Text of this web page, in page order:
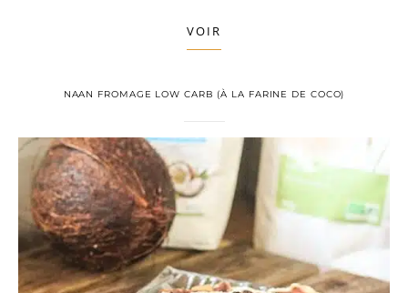
VOIR
NAAN FROMAGE LOW CARB (À LA FARINE DE COCO)